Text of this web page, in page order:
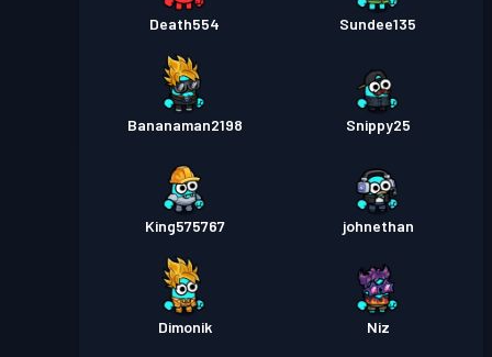
Death554 Sundee135
Bananaman2198 Snippy25
King575767 johnethan
Dimonik Niz